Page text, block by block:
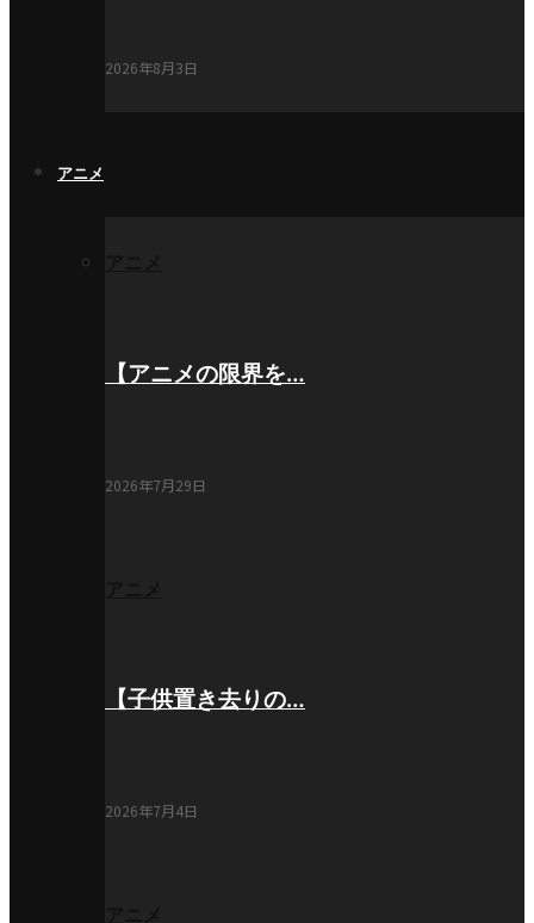
2026年8月3日
アニメ
【アニメの限界を…
2026年7月29日
【子供置き去りの…
2026年7月4日